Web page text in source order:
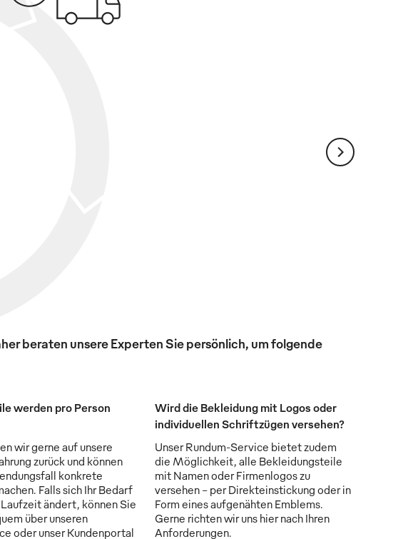
beraten unsere Experten Sie persönlich, um folgende
werden pro Person
wir gerne auf unsere
zurück und können
konkrete
Falls sich Ihr Bedarf
ändert, können Sie
über unseren
oder unser Kundenportal
Wird die Bekleidung mit Logos oder
individuellen Schriftzügen versehen?
Unser Rundum-Service bietet zudem
die Möglichkeit, alle Bekleidungsteile
mit Namen oder Firmenlogos zu
versehen - per Direkteinstickung oder in
Form eines aufgenähten Emblems.
Gerne richten wir uns hier nach Ihren
Anforderungen.